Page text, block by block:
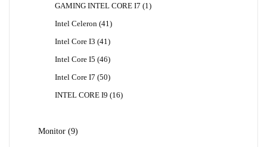
GAMING INTEL CORE I7
1 1
Intel Celeron 41 41
Intel Core I3 41 41
Intel Core I5 4646
Intel Core I7 5050
INTEL CORE I9
1616
Monitor 99